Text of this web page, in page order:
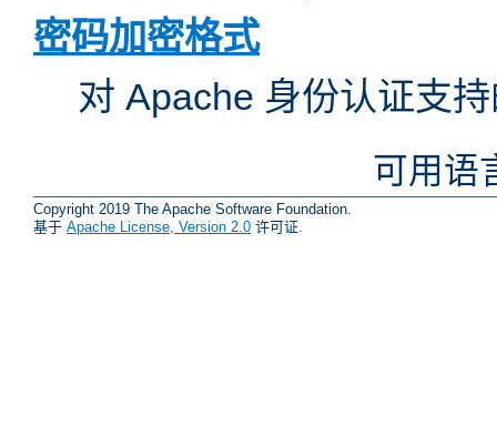
密码加密格式
对 Apache 身份认证支
可用语
Copyright 2019 The Apache Software Foundation.
基于 Apache License, Version 2.0 许可证.